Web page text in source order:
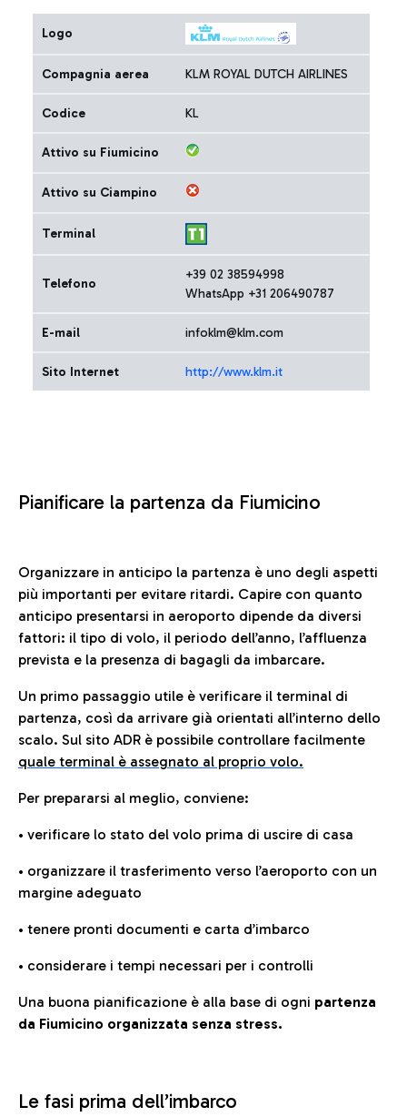
Logo
Compagnia aerea KLM ROYAL DUTCH AIRLINES
Codice KL
Attivo su Fiumicino
Attivo su Ciampino
Terminal
Telefono
+39 02 38594998
WhatsApp +31 206490787
E-mail infoklm@klm.com
Sito Internet http://www.klm.it
Pianificare la partenza da Fiumicino
Organizzare in anticipo la partenza è uno degli aspetti
più importanti per evitare ritardi. Capire con quanto
anticipo presentarsi in aeroporto dipende da diversi
fattori: il tipo di volo, il periodo dell’anno, l’affluenza
prevista e la presenza di bagagli da imbarcare.
Un primo passaggio utile è verificare il terminal di
partenza, così da arrivare già orientati all’interno dello
scalo. Sul sito ADR è possibile controllare facilmente
quale terminal è assegnato al proprio volo.
Per prepararsi al meglio, conviene:
• verificare lo stato del volo prima di uscire di casa
• organizzare il trasferimento verso l’aeroporto con un
margine adeguato
• tenere pronti documenti e carta d’imbarco
• considerare i tempi necessari per i controlli
Una buona pianificazione è alla base di ogni partenza
da Fiumicino organizzata senza stress.
Le fasi prima dell’imbarco